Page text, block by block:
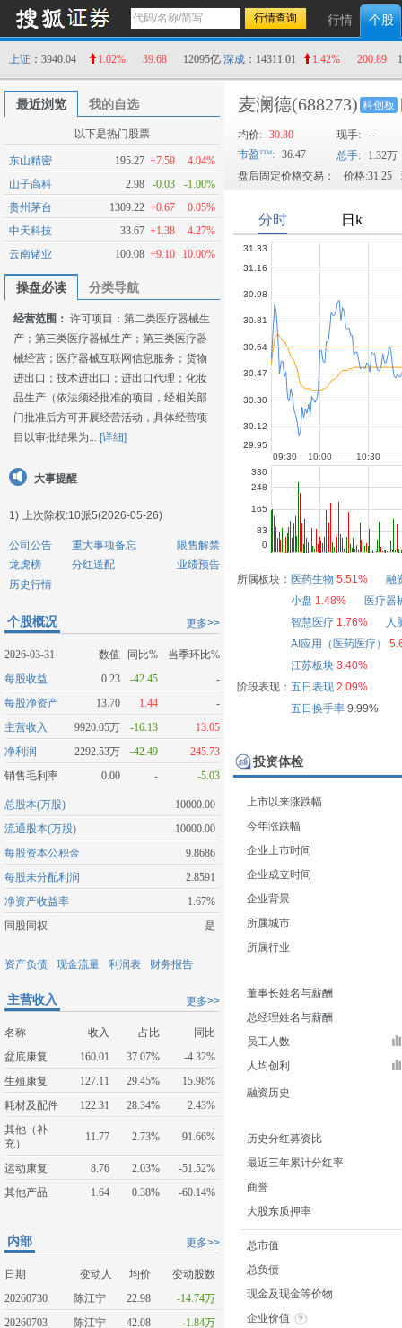
行情 个股
上证 ：3940.04 1.02% 39.68 12095亿 深成 ：14311.01 1.42% 200.89
最近浏览 我的自选
以下是热门股票
东山精密 195.27 +7.59
4.04%
山子高科
2.98 -0.03
-1.00%
贵州茅台
1309.22 +0.67
0.05%
中天科技
33.67 +1.38
4.27%
云南锗业
100.08 +9.10 10.00%
操盘必读 分类导航
经营范围： 许可项目：第二类医疗器械生
产；第三类医疗器械生产；第三类医疗器
械经营；医疗器械互联网信息服务；货物
进出口；技术进出口；进出口代理；化妆
品生产（依法须经批准的项目，经相关部
门批准后方可开展经营活动，具体经营项
目以审批结果为... [详细]
大事提醒
1) 上次除权:10派5(2026-05-26)
公司公告 重大事项备忘
限售解禁
龙虎榜
分红送配
业绩预告
历史行情
更多>>
个股概况
2026-03-31 数值 同比%
当季环比%
每股收益
0.23 -42.45
-
每股净资产
13.70 1.44
-
主营收入
9920.05万 -16.13
13.05
净利润
2292.53万 -42.49
245.73
销售毛利率
0.00 - -5.03
总股本(万股)
10000.00
流通股本(万股)
10000.00
每股资本公积金
9.8686
每股未分配利润
2.8591
净资产收益率
1.67%
同股同权
是
资产负债 现金流量 利润表 财务报告
更多>>
主营收入
名称 收入 占比
同比
盆底康复
160.01 37.07%
-4.32%
生殖康复
127.11 29.45%
15.98%
耗材及配件
122.31 28.34%
2.43%
其他（补
充）
11.77 2.73% 91.66%
运动康复 8.76 2.03%
-51.52%
其他产品
1.64 0.38% -60.14%
更多>>
内部
日期 变动人 均价
变动股数
20260730
陈江宁 22.98
-14.74万
20260703
陈江宁 42.08
-1.84万
麦澜德(688273) 科创板
均价: 30.80 现手: --
市盈
: 36.47 总手:
1.32万
盘后固定价格交易：
价格:31.25
所属板块： 医药生物 5.51%
融
小盘 1.48%
医疗器
智慧医疗 1.76%
人
AI应用（医药医疗）
江苏板块 3.40%
阶段表现： 五日表现 2.09%
五日换手率9.99%
投资体检
上市以来涨跌幅
今年涨跌幅
企业上市时间
企业成立时间
企业背景
所属城市
所属行业
董事长姓名与薪酬
总经理姓名与薪酬
员工人数
人均创利
融资历史
历史分红募资比
最近三年累计分红率
商誉
大股东质押率
总市值
总负债
现金及现金等价物
企业价值